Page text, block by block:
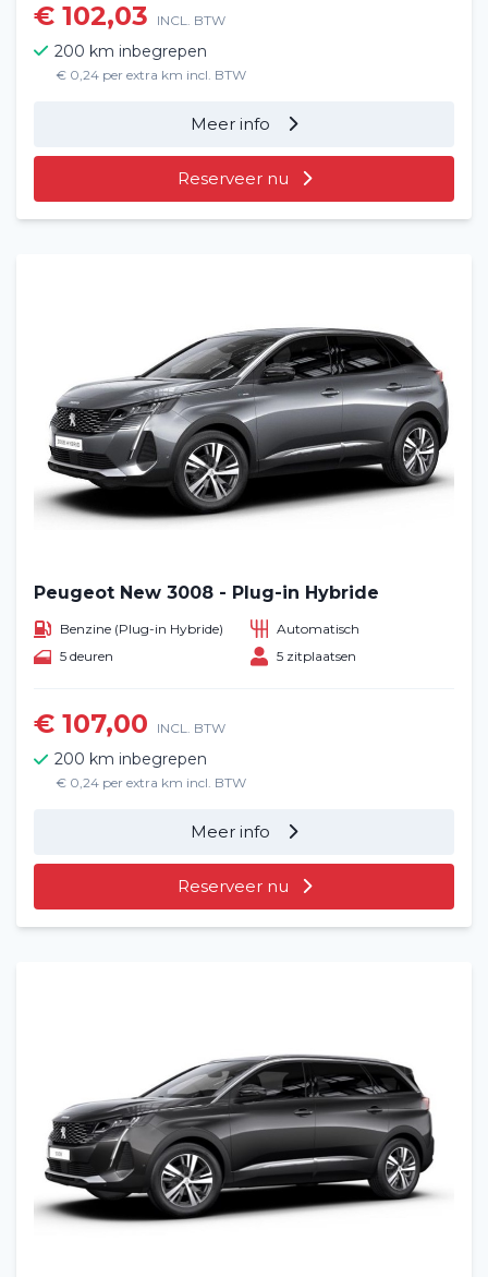
€ 102,03 INCL. BTW
200 km inbegrepen
€ 0,24 per extra km incl. BTW
Meer info
Reserveer nu
Peugeot New 3008 - Plug-in Hybride
Benzine (Plug-in Hybride)
Automatisch
5 deuren
5 zitplaatsen
€ 107,00 INCL. BTW
200 km inbegrepen
€ 0,24 per extra km incl. BTW
Meer info
Reserveer nu